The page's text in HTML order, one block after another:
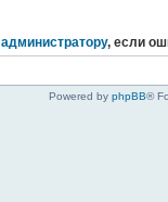
администратору, если
Powered by phpBB®